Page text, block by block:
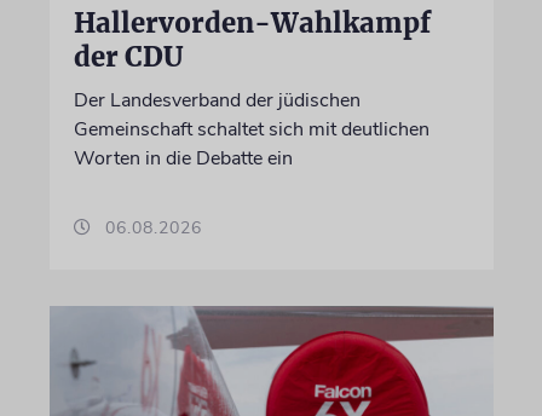
Hallervorden-Wahlkampf
der CDU
Der Landesverband der jüdischen
Gemeinschaft schaltet sich mit deutlichen
Worten in die Debatte ein
06.08.2026